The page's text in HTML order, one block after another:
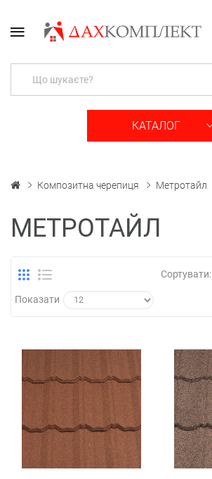
КАТАЛОГ
Композитна черепиця Метротайл
МЕТРОТАЙЛ
Сортувати:
Показати